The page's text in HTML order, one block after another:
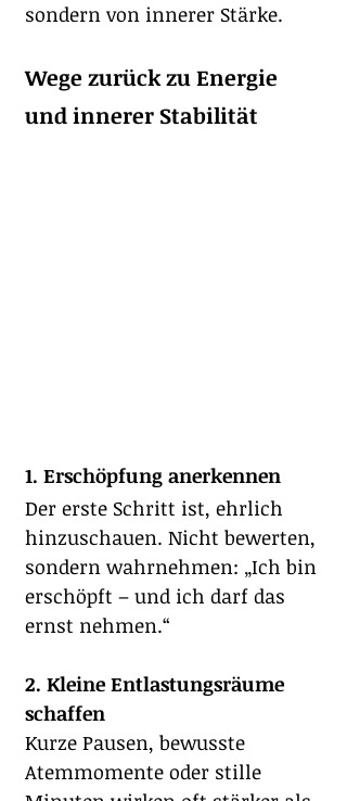
sondern von innerer Stärke.
Wege zurück zu Energie
und innerer Stabilität
1. Erschöpfung anerkennen
Der erste Schritt ist, ehrlich
hinzuschauen. Nicht bewerten,
sondern wahrnehmen: „Ich bin
erschöpft – und ich darf das
ernst nehmen.“
2. Kleine Entlastungsräume
schaffen
Kurze Pausen, bewusste
Atemmomente oder stille